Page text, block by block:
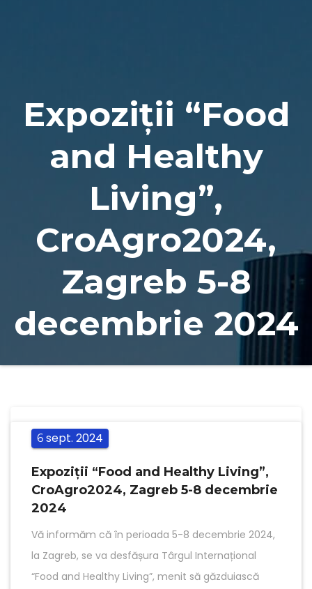
Expoziții “Food
and Healthy
Living”,
CroAgro2024,
Zagreb 5-8
decembrie 2024
6 sept. 2024
Expoziții “Food and Healthy Living”,
CroAgro2024, Zagreb 5-8 decembrie
2024
Vă informăm că în perioada 5-8 decembrie 2024,
la Zagreb, se va desfășura Târgul Internațional
“Food and Healthy Living”, menit să găzduiască